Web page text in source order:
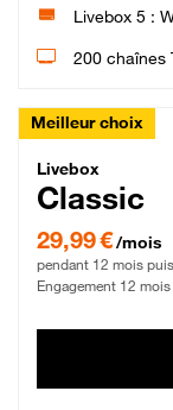
Livebox 5 :
200 chaînes
Meilleur choix
Livebox
Livebox
Classic
29,99 € par mois
29,99 €/mois
pendant 12 mois puis
Engagement 12 mois